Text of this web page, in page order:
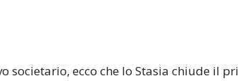
societario, ecco che lo Stasia chiude il